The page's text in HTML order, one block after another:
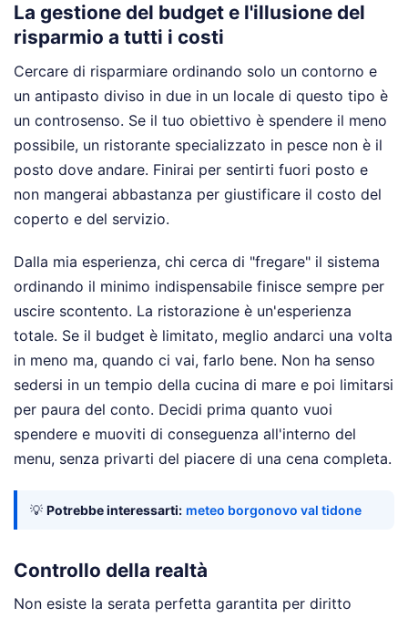
La gestione del budget e l'illusione del
risparmio a tutti i costi
Cercare di risparmiare ordinando solo un contorno e
un antipasto diviso in due in un locale di questo tipo è
un controsenso. Se il tuo obiettivo è spendere il meno
possibile, un ristorante specializzato in pesce non è il
posto dove andare. Finirai per sentirti fuori posto e
non mangerai abbastanza per giustificare il costo del
coperto e del servizio.
Dalla mia esperienza, chi cerca di "fregare" il sistema
ordinando il minimo indispensabile finisce sempre per
uscire scontento. La ristorazione è un'esperienza
totale. Se il budget è limitato, meglio andarci una volta
in meno ma, quando ci vai, farlo bene. Non ha senso
sedersi in un tempio della cucina di mare e poi limitarsi
per paura del conto. Decidi prima quanto vuoi
spendere e muoviti di conseguenza all'interno del
menu, senza privarti del piacere di una cena completa.
💡 Potrebbe interessarti: meteo borgonovo val tidone
Controllo della realtà
Non esiste la serata perfetta garantita per diritto